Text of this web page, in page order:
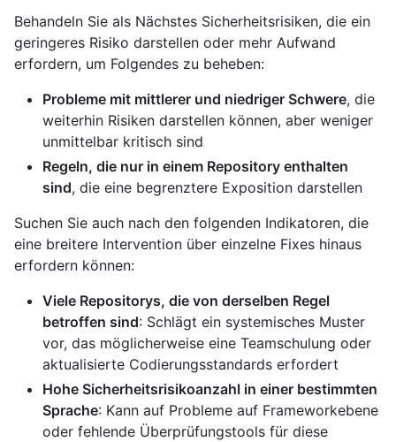
Behandeln Sie als Nächstes Sicherheitsrisiken, die ein
geringeres Risiko darstellen oder mehr Aufwand
erfordern, um Folgendes zu beheben:
Probleme mit mittlerer und niedriger Schwere, die
weiterhin Risiken darstellen können, aber weniger
unmittelbar kritisch sind
Regeln, die nur in einem Repository enthalten
sind, die eine begrenztere Exposition darstellen
Suchen Sie auch nach den folgenden Indikatoren, die
eine breitere Intervention über einzelne Fixes hinaus
erfordern können:
Viele Repositorys, die von derselben Regel
betroffen sind: Schlägt ein systemisches Muster
vor, das möglicherweise eine Teamschulung oder
aktualisierte Codierungsstandards erfordert
Hohe Sicherheitsrisikoanzahl in einer bestimmten
Sprache: Kann auf Probleme auf Frameworkebene
oder fehlende Überprüfungstools für diese